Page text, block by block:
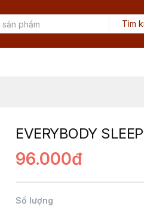
Tìm
EVERYBODY
96.000đ
Số lượng